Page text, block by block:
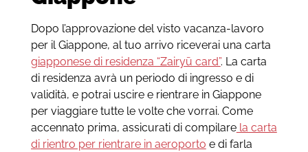
Dopo l’approvazione del visto vacanza-lavoro
per il Giappone, al tuo arrivo riceverai una carta
giapponese di residenza “Zairyū card”. La carta
di residenza avrà un periodo di ingresso e di
validità, e potrai uscire e rientrare in Giappone
per viaggiare tutte le volte che vorrai. Come
accennato prima, assicurati di compilarela carta
di rientro per rientrare in aeroporto e di farla